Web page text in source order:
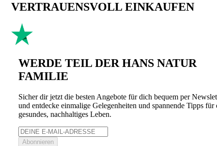
VERTRAUENSVOLL EINKAUFEN
WERDE TEIL DER HANS NATUR
FAMILIE
Sicher dir jetzt die besten Angebote für dich bequem per
und entdecke einmalige Gelegenheiten und spannende Tipps für
gesundes, nachhaltiges Leben.
Abonnieren